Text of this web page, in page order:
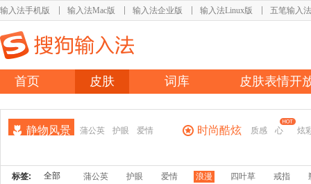
输入法手机版 输入法Mac版 输入法企业版 输入法Linux版 五笔输入法
首页 皮肤 词库 皮肤表情开
静物风景 蒲公英 护眼 爱情 时尚酷炫 质感 心 炫
标签: 全部 蒲公英 护眼 爱情 浪漫 四叶草 戒指